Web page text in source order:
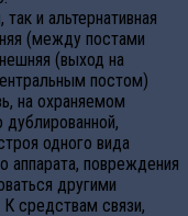
и альтернативная
(между постами
(выход на
постом)
на охраняемом
одного вида
аппарата, повреждения
другими
средствам связи,